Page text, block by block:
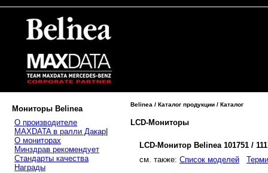
Мониторы Belinea
О производителе
MAXDATA в ралли Дакар
О мониторах
Минздрав рекомендует
Стандарты качества
Награды
Belinea / Каталог продукции / Каталог
LCD-Мониторы
LCD-Монитор Belinea 101751 /
cм. также: Список моделей